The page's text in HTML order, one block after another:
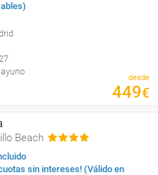
desde
449€
Beach
sin intereses! (Válido en